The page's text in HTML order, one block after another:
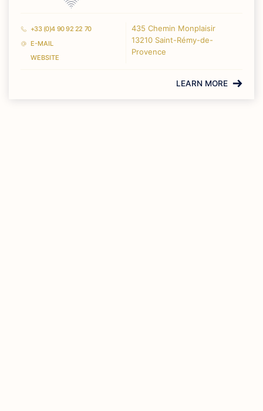
+33 (0)4 90 92 22 70
E-MAIL
WEBSITE
435 Chemin Monplaisir
13210 Saint-Rémy-de-
Provence
LEARN MORE